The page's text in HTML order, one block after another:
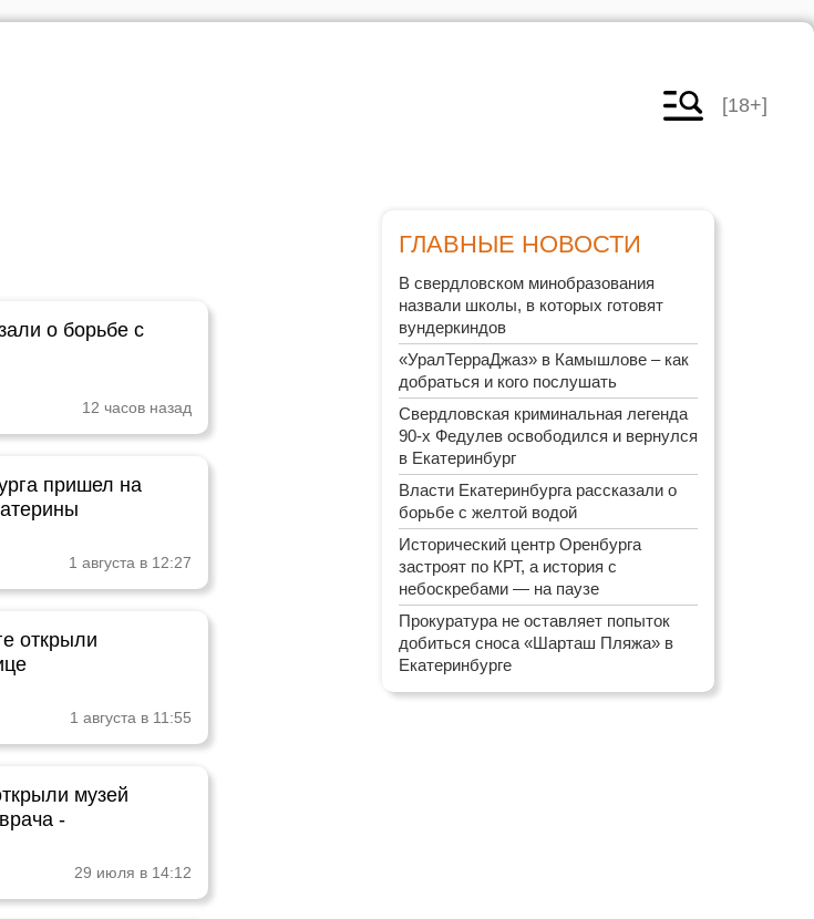
[18+]
о борьбе с
12 часов назад
пришел на
1 августа в 12:27
открыли
1 августа в 11:55
музей
-
29 июля в 14:12
ГЛАВНЫЕ НОВОСТИ
В свердловском минобразования
назвали школы, в которых готовят
вундеркиндов
«УралТерраДжаз» в Камышлове – как
добраться и кого послушать
Свердловская криминальная легенда
90-х Федулев освободился и вернулся
в Екатеринбург
Власти Екатеринбурга рассказали о
борьбе с желтой водой
Исторический центр Оренбурга
застроят по КРТ, а история с
небоскребами — на паузе
Прокуратура не оставляет попыток
добиться сноса «Шарташ Пляжа» в
Екатеринбурге